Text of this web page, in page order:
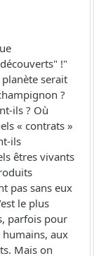
!"
serait
?
ils ? Où
« contrats »
ils
êtres vivants
pas sans eux
le plus
parfois pour
humains, aux
Mais on